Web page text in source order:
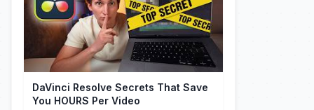
DaVinci Resolve Secrets That Save
You HOURS Per Video